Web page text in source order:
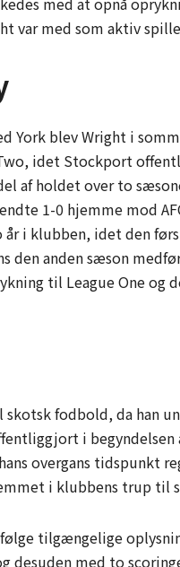
var med som aktiv
York blev Wright i
idet Stockport
af holdet over to
1-0 hjemme mod
år i klubben, idet den
den anden sæson
til League One og
fodbold, da han
i
overgans tidspunkt
i klubbens trup til
tilgængelige
desuden med to